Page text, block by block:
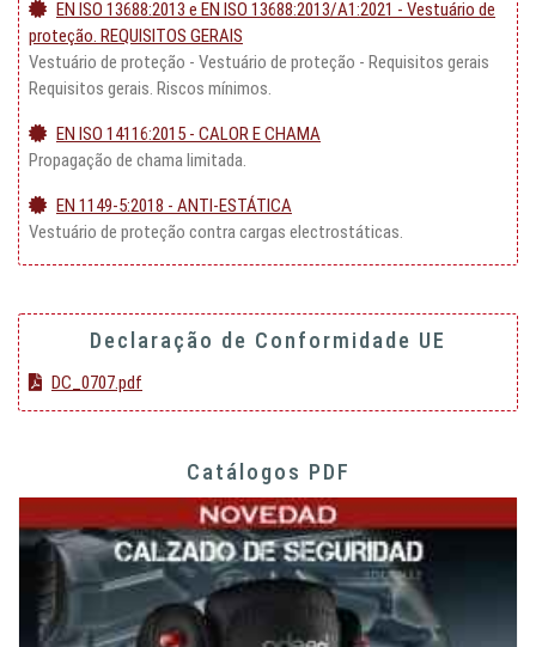
EN ISO 13688:2013 e EN ISO 13688:2013/A1:2021 - Vestuário de
proteção. REQUISITOS GERAIS
Vestuário de proteção - Vestuário de proteção - Requisitos gerais
Requisitos gerais. Riscos mínimos.
EN ISO 14116:2015 - CALOR E CHAMA
Propagação de chama limitada.
EN 1149-5:2018 - ANTI-ESTÁTICA
Vestuário de proteção contra cargas electrostáticas.
Declaração de Conformidade UE
DC_0707.pdf
Catálogos PDF